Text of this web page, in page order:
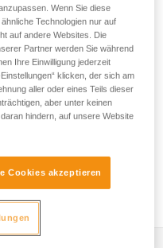
for dropped tool
Wenn Sie diese
Technologien nur auf
auf andere Websites. Die
Partner werden Sie während
Ihre Einwilligung jederzeit
klicken, der sich am
aller oder eines Teils dieser
aber unter keinen
hindern, auf unsere Website
Cookies akzeptieren